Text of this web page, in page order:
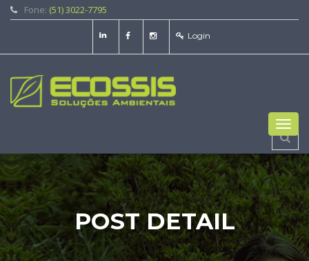
Fone: (51) 3022-7795
Login
POST DETAIL